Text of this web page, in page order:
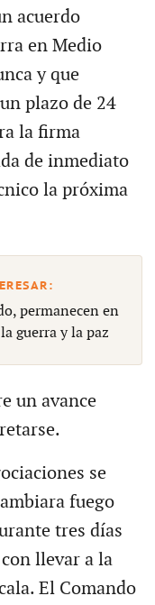
acuerdo
en Medio
y que
plazo de 24
la firma
de inmediato
la próxima
permanecen en
guerra y la paz
un avance
se
fuego
tres días
llevar a la
El Comando